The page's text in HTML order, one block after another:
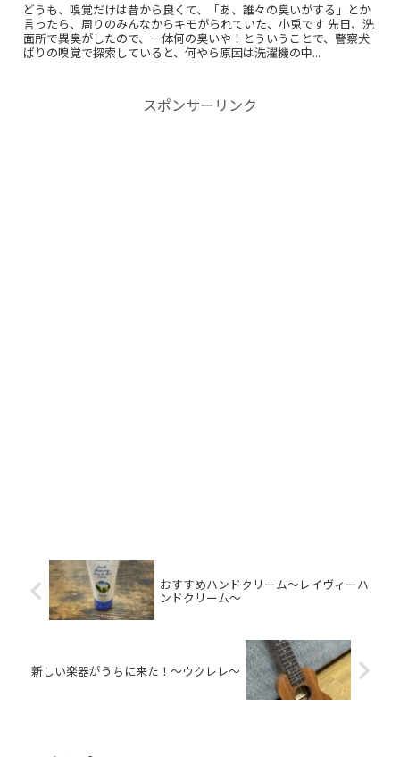
どうも、嗅覚だけは昔から良くて、「あ、誰々の臭いがする」とか
言ったら、周りのみんなからキモがられていた、小兎です 先日、洗
面所で異臭がしたので、一体何の臭いや！とういうことで、警察犬
ばりの嗅覚で探索していると、何やら原因は洗濯機の中...
スポンサーリンク
おすすめハンドクリーム〜レイヴィーハ
ンドクリーム〜
新しい楽器がうちに来た！〜ウクレレ〜